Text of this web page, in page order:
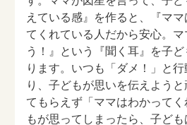
えている感』を作ると、『マ
てくれている人だから安心。マ
う！』という『聞く耳』を子
ります。いつも「ダメ！」と
り、子どもが思いを伝えよう
てもらえず「ママはわかって
もが思ってしまったら、子ど